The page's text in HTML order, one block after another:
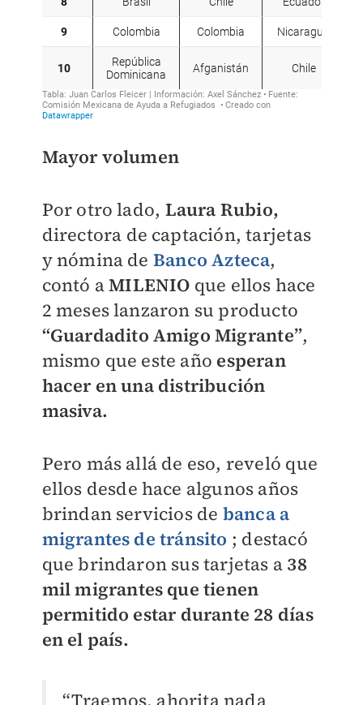
Mayor volumen
Por otro lado, Laura Rubio,
directora de captación, tarjetas
y nómina de Banco Azteca,
contó aMILENIO que ellos hace
2 meses lanzaron su producto
“Guardadito Amigo Migrante”,
mismo que este año esperan
hacer en una distribución
masiva.
Pero más allá de eso, reveló que
ellos desde hace algunos años
brindan servicios de banca a
migrantes de tránsito ; destacó
que brindaron sus tarjetas a 38
mil migrantes que tienen
permitido estar durante 28 días
en el país.